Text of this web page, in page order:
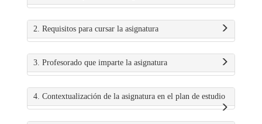
2. Requisitos para cursar la asignatura
3. Profesorado que imparte la asignatura
4. Contextualización de la asignatura en el plan de estudio